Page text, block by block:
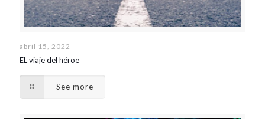
abril 15, 2022
EL viaje del héroe
See more